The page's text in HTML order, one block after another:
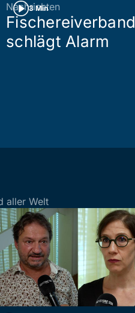
3 Min
Nachrichten
Fischereiverband
schlägt Alarm
aller Welt